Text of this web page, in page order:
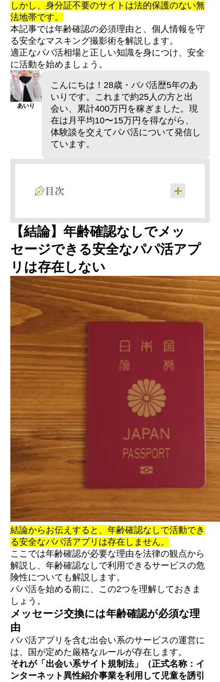
しかし、身分証不要のサイトは法的保護のない無
法地帯です。
本記事では年齢確認の必須理由と、個人情報を守
る安全なマスキング撮影術を解説します。
適正なパパ活相場と正しい知識を身につけ、安全
に活動を始めましょう。
あいり
こんにちは！28歳・パパ活歴5年のあ
いりです。これまで約25人の方と出
会い、累計400万円を稼ぎました。現
在は月平均10〜15万円を得ながら、
体験談を交えてパパ活について発信し
ています。
目次
メッセージ交換には年齢確認が必須な理由
「年齢確認なし」サイトに潜む危険性
年齢確認：18歳未満の利用を防ぐ「法律上の
義務」
本人確認：なりすましを防ぎ「信頼の証」を
得るための任意確認
SMS/電話番号認証：業者や複数アカウントを
排除する「安全フィルター」
安全な会員であることの証明
提出しないと機能が制限される
【基本】多くのアプリで使える4つの代表的な
マイナンバーカードを提出する際の注意点
学生証は年齢確認に使える？アプリごとの対
応状況と注意点
原因1：写真が不鮮明・光が反射している【撮
影の基本ミス】
原因2：登録情報と書類の不一致【意外なケア
レスミス】
原因3：書類自体に問題がある【有効期限や住
所の落とし穴】
安全基準1：「インターネット異性紹介事業」
の届出があるか
安全基準2：個人情報の「利用目的」と「保
管」について明記されているか
安全基準3：悪質ユーザーから身を守る「監
視・通報機能」はあるか
安全基準4：日常のうっかりバレを防ぐプライ
やってはいけない提出例
どうしても不安が拭えない人が取るべき現実
的な対処
【結論】年齢確認なしでメッ
セージできる安全なパパ活アプ
リは存在しない
結論からお伝えすると、年齢確認なしで活動でき
る安全なパパ活アプリは存在しません。
ここでは年齢確認が必要な理由を法律の観点から
解説し、年齢確認なしで利用できるサービスの危
険性についても解説します。
パパ活を始める前に、この2つを理解しておきま
しょう。
メッセージ交換には年齢確認が必須な理
由
パパ活アプリを含む出会い系のサービスの運営に
は、国が定めた厳格なルールが存在します。
それが「出会い系サイト規制法」（正式名称：イ
ンターネット異性紹介事業を利用して児童を誘引